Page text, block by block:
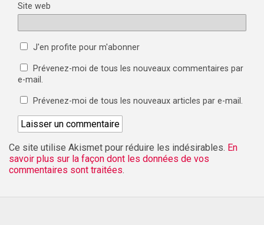
Site web
J'en profite pour m'abonner
Prévenez-moi de tous les nouveaux commentaires par
e-mail.
Prévenez-moi de tous les nouveaux articles par e-mail.
Ce site utilise Akismet pour réduire les indésirables. En
savoir plus sur la façon dont les données de vos
commentaires sont traitées.